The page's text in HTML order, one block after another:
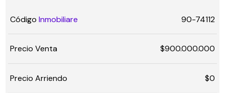
Código Inmobiliare 90-74112
Precio Venta $900.000.000
Precio Arriendo $0